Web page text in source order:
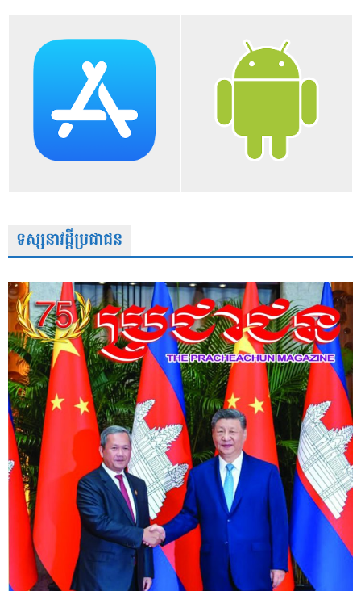
ទស្សនាវដ្តីប្រជាជន